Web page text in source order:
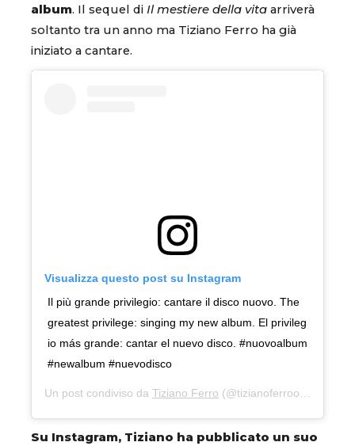
album. Il sequel di Il mestiere della vita arriverà
soltanto tra un anno ma Tiziano Ferro ha già
iniziato a cantare.
Visualizza questo post su Instagram
Il più grande privilegio: cantare il disco nuovo. The
greatest privilege: singing my new album. El privileg
io más grande: cantar el nuevo disco. #nuovoalbum
#newalbum #nuevodisco
Un post condiviso da Tiziano Ferro (@tizianoferroofficial) in data:
Su Instagram, Tiziano ha pubblicato un suo